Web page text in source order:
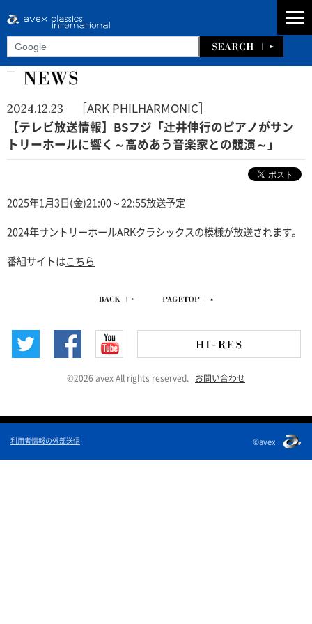
2024.12.23 ［ARK PHILHARMONIC］
【テレビ放送情報】BSフジ「辻井伸行のピアノがサン
トリーホールに響く～高めあう音楽家との競演～」
2025年1月3日(金)21:00～22:55放送予定
2024年サントリーホールARKクラシックスの模様が放送されます。
番組サイトはこちら
©2026 avex All rights reserved. お問い合わせ
利用者情報の外部送信 ©avex